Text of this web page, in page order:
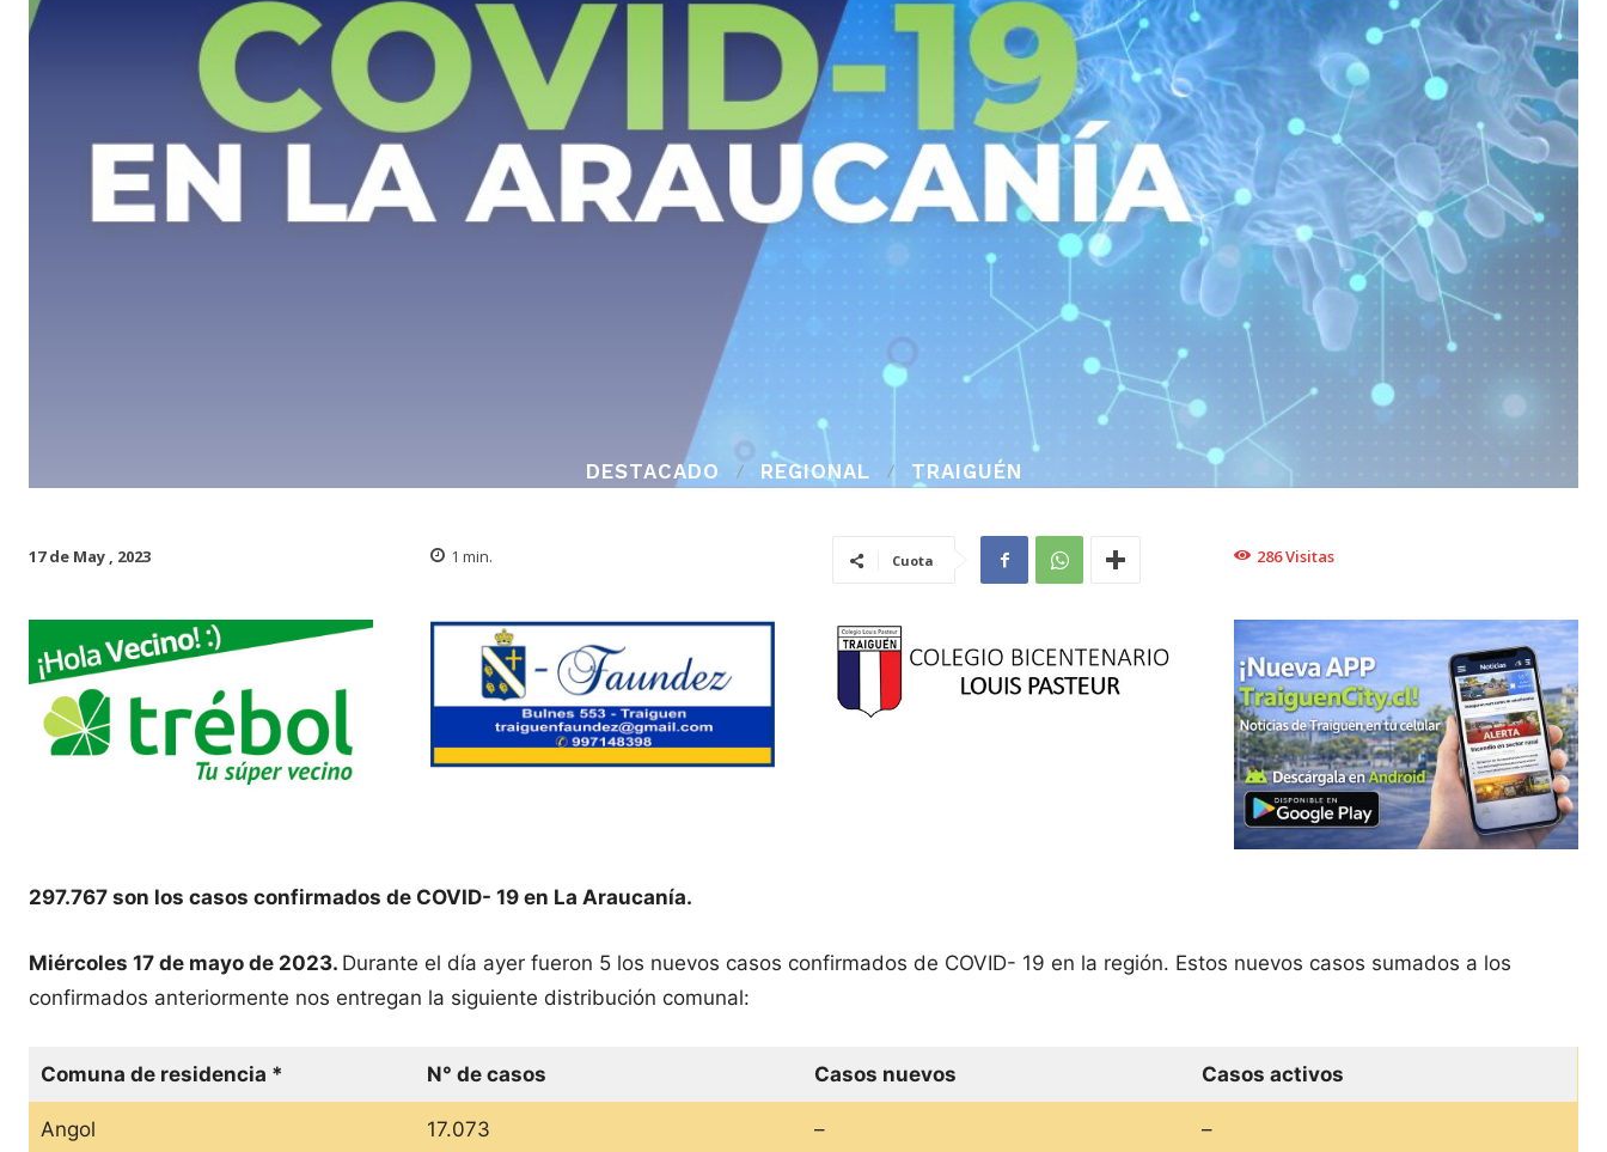
DESTACADO REGIONAL TRAIGUÉN
17 de May , 2023 1 min. Cuota 286Visitas
297.767 son los casos confirmados de COVID- 19 en La Araucanía.
Miércoles 17 de mayo de 2023. Durante el día ayer fueron 5 los nuevos casos confirmados de COVID- 19 en la región. Estos nuevos casos sumados a los
confirmados anteriormente nos entregan la siguiente distribución comunal:
Comuna de residencia * N° de casos Casos nuevos Casos activos
Angol 17.073 – –